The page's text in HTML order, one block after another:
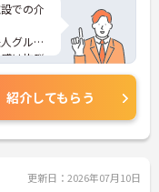
での介
グルー
は抜群
実して
います☆
トの時
紹介してもらう
更新日：2026年07月10日